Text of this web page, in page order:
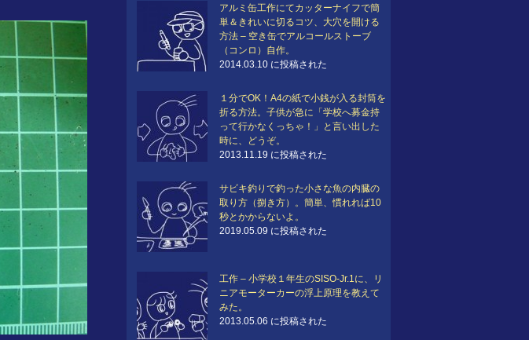
アルミ缶工作にてカッターナイフで簡
単＆きれいに切るコツ、大穴を開ける
方法 – 空き缶でアルコールストーブ
（コンロ）自作。
2014.03.10 に投稿された
１分でOK！A4の紙で小銭が入る封筒を
折る方法。子供が急に「学校へ募金持
って行かなくっちゃ！」と言い出した
時に、どうぞ。
2013.11.19 に投稿された
サビキ釣りで釣った小さな魚の内臓の
取り方（捌き方）。簡単、慣れれば10
秒とかからないよ。
2019.05.09 に投稿された
工作 – 小学校１年生のSISO-Jr.1に、リ
ニアモーターカーの浮上原理を教えて
みた。
2013.05.06 に投稿された